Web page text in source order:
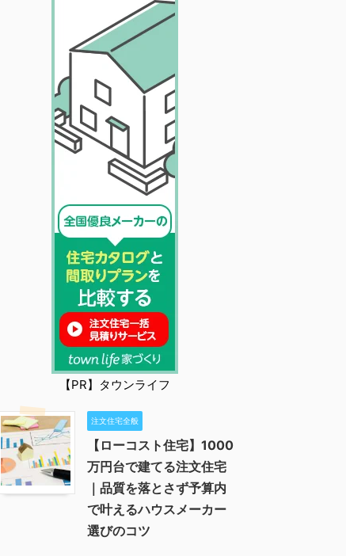
【PR】タウンライフ
注文住宅全般
【ローコスト住宅】1000
万円台で建てる注文住宅
｜品質を落とさず予算内
で叶えるハウスメーカー
選びのコツ